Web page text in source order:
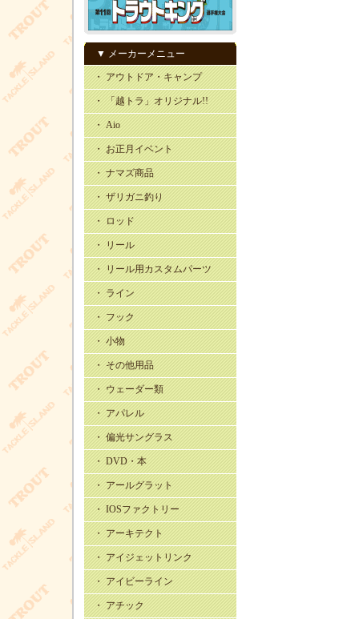
▼ メーカーメニュー
・ アウトドア・キャンプ
・ 「越トラ」オリジナル!!
・ Aio
・ お正月イベント
・ ナマズ商品
・ ザリガニ釣り
・ ロッド
・ リール
・ リール用カスタムパーツ
・ ライン
・ フック
・ 小物
・ その他用品
・ ウェーダー類
・ アパレル
・ 偏光サングラス
・ DVD・本
・ アールグラット
・ IOSファクトリー
・ アーキテクト
・ アイジェットリンク
・ アイビーライン
・ アチック